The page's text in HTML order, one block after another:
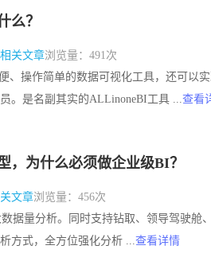
么？
关文章浏览量：491次
、操作简单的数据可视化工具，还可以
。是名副其实的ALLinoneBI工具 ...查看
，为什么必须做企业级BI？
文章浏览量：456次
据量分析。同时支持钻取、领导驾驶舱
方式，全方位强化分析 ...查看详情